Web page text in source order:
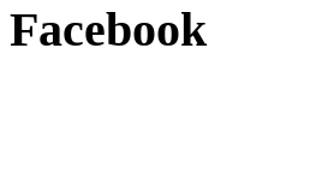
Facebook